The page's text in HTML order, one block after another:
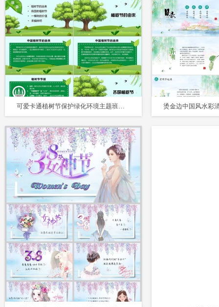
可爱卡通植树节保护绿化环境主题班会课件动态PPT